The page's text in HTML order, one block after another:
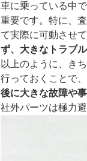
車に乗っている中
重要です。特に、
て実際に可動させ
ず、大きなトラブ
以上のように、き
行っておくことで
後に大きな故障や
社外パーツは極力